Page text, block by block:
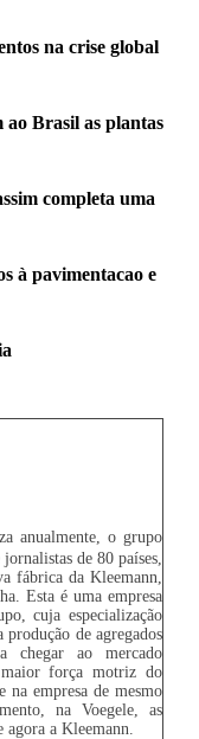
na crise global
ao Brasil as plantas
completa uma
à pavimentacao e
anualmente, o grupo
de 80 países,
fábrica da Kleemann,
Esta é uma empresa
cuja especialização
de agregados
chegar ao mercado
força motriz do
empresa de mesmo
na Voegele, as
agora a Kleemann.